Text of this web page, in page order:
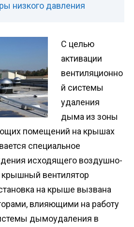
низкого давления
С целью
активации
вентиляционно
й системы
удаления
дыма из зоны
помещений на крышах
специальное
исходящего воздушно-
крышный вентилятор
на крыше вызвана
влияющими на работу
дымоудаления в